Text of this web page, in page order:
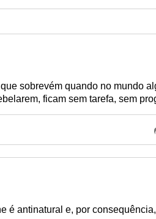
sobrevém quando no mundo
ficam sem tarefa, sem
é antinatural e, por